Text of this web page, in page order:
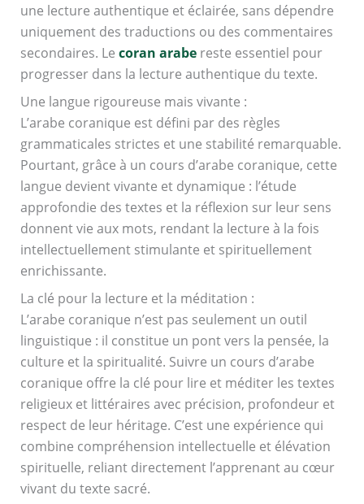
une lecture authentique et éclairée, sans dépendre
uniquement des traductions ou des commentaires
secondaires. Le coran arabereste essentiel pour
progresser dans la lecture authentique du texte.
Une langue rigoureuse mais vivante :
L’arabe coranique est défini par des règles
grammaticales strictes et une stabilité remarquable.
Pourtant, grâce à un cours d’arabe coranique, cette
langue devient vivante et dynamique : l’étude
approfondie des textes et la réflexion sur leur sens
donnent vie aux mots, rendant la lecture à la fois
intellectuellement stimulante et spirituellement
enrichissante.
La clé pour la lecture et la méditation :
L’arabe coranique n’est pas seulement un outil
linguistique : il constitue un pont vers la pensée, la
culture et la spiritualité. Suivre un cours d’arabe
coranique offre la clé pour lire et méditer les textes
religieux et littéraires avec précision, profondeur et
respect de leur héritage. C’est une expérience qui
combine compréhension intellectuelle et élévation
spirituelle, reliant directement l’apprenant au cœur
vivant du texte sacré.